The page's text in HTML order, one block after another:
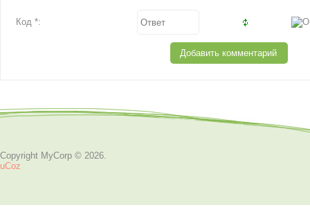
Код *:
Copyright MyCorp © 2026
uCoz